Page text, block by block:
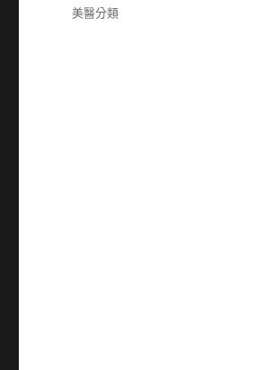
佈
分
美醫分類